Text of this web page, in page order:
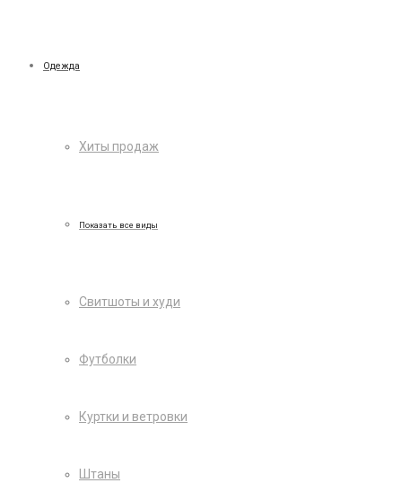
Одежда
Хиты продаж
Показать все виды
Свитшоты и худи
Футболки
Куртки и ветровки
Штаны